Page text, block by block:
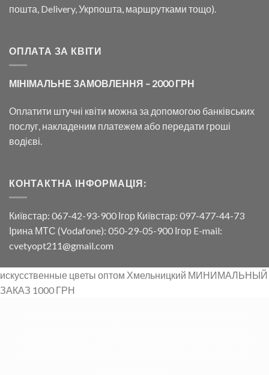
пошта, Delivery, Укрпошта, маршрутками тощо).
ОПЛАТА ЗА КВІТИ
МІНІМАЛЬНЕ ЗАМОВЛЕННЯ – 2000 ГРН
Оплатити штучні квіти можна за допомогою банківських
послуг, накладеним платежем або передати гроші
водієві.
КОНТАКТНА ІНФОРМАЦІЯ:
Київстар: 067-42-93-900 Ігор Київстар: 097-477-44-73
Ірина МТС (Vodafone): 050-29-05-900 Ігор E-mail:
cvetyopt211@gmail.com
искусственные цветы оптом Хмельницкий МИНИМАЛЬНЫЙ
ЗАКАЗ 1000 ГРН